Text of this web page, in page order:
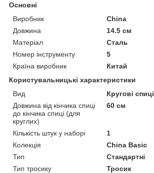
Основні
Виробник
China
Довжина
14.5 см
Матеріал
Сталь
Номер інструменту
5
Країна виробник
Китай
Користувальницькі характеристики
Вид
Кругові спиці
Довжина від кінчика спиці
до кінчика спиці (для
круглих)
60 см
Кількість штук у наборі
1
Колекція
China Basic
Тип
Стандартні
Тип тросику
Тросик